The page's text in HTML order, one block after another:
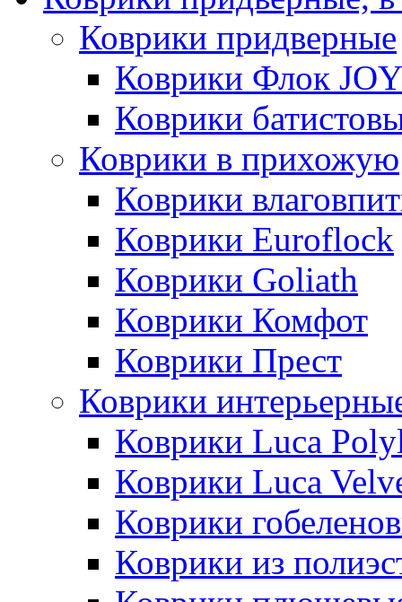
Коврики придверные
Коврики Флок
Коврики
Коврики в прихожую
Коврики
Коврики Euroflock
Коврики Goliath
Коврики Комфот
Коврики Прест
Коврики
Коврики Luca
Коврики Luca
Коврики
Коврики из